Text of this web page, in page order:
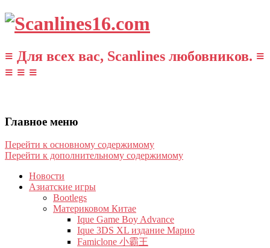
≡ Для всех вас, Scanlines любовников. ≡
≡ ≡ ≡
Главное меню
Перейти к основному содержимому
Перейти к дополнительному содержимому
Новости
Азиатские игры
Bootlegs
Материковом Китае
Ique Game Boy Advance
Ique 3DS XL издание Марио
Famiclone 小霸王